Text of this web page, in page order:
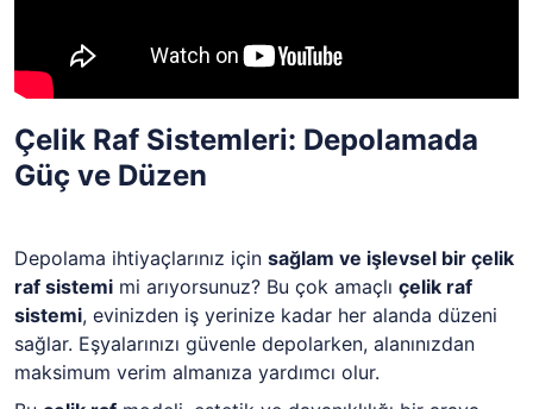
Çelik Raf Sistemleri: Depolamada
Güç ve Düzen
Depolama ihtiyaçlarınız için sağlam ve işlevsel bir çelik
raf sistemi mi arıyorsunuz? Bu çok amaçlı çelik raf
sistemi, evinizden iş yerinize kadar her alanda düzeni
sağlar. Eşyalarınızı güvenle depolarken, alanınızdan
maksimum verim almanıza yardımcı olur.